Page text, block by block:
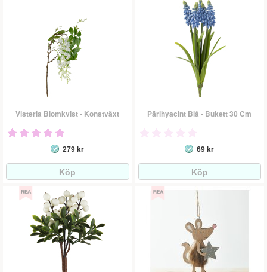
Visteria Blomkvist - Konstväxt
279 kr
Pärlhyacint Blå - Bukett 30 Cm
69 kr